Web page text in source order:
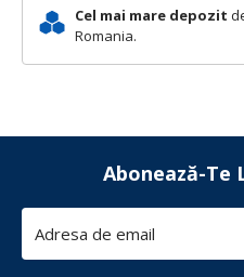
Cel mai mare depozit
Romania.
Abonează-Te